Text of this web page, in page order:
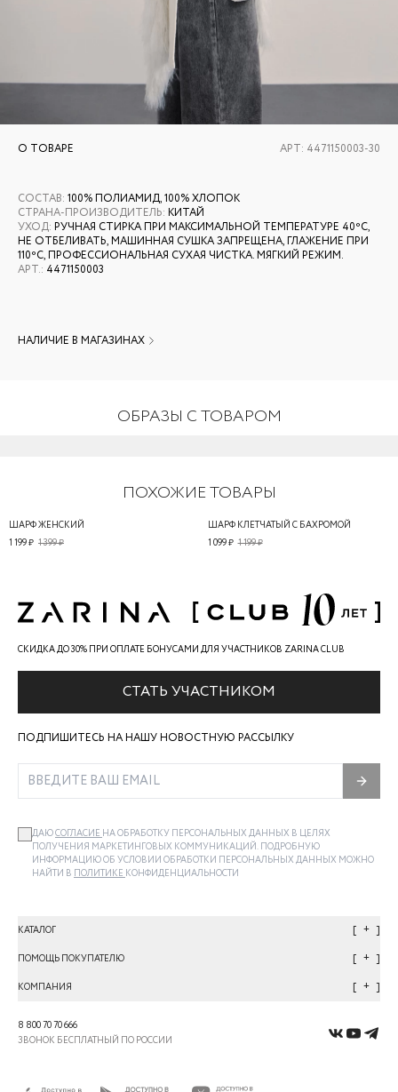
О ТОВАРЕ АРТ: 4471150003-30
СОСТАВ: 100% ПОЛИАМИД, 100% ХЛОПОК
СТРАНА-ПРОИЗВОДИТЕЛЬ: КИТАЙ
УХОД: РУЧНАЯ СТИРКА ПРИ МАКСИМАЛЬНОЙ ТЕМПЕРАТУРЕ 40ºС,
НЕ ОТБЕЛИВАТЬ, МАШИННАЯ СУШКА ЗАПРЕЩЕНА, ГЛАЖЕНИЕ ПРИ
110ºС, ПРОФЕССИОНАЛЬНАЯ СУХАЯ ЧИСТКА. МЯГКИЙ РЕЖИМ.
АРТ.: 4471150003
НАЛИЧИЕ В МАГАЗИНАХ
ОБРАЗЫ С ТОВАРОМ
ПОХОЖИЕ ТОВАРЫ
ШАРФ ЖЕНСКИЙ
1 399 ₽
1 199 ₽
ШАРФ КЛЕТЧАТЫЙ С БАХРОМОЙ
1 199 ₽
1 099 ₽
СКИДКА ДО 30% ПРИ ОПЛАТЕ БОНУСАМИ ДЛЯ УЧАСТНИКОВ ZARINA CLUB
СТАТЬ УЧАСТНИКОМ
ПОДПИШИТЕСЬ НА НАШУ НОВОСТНУЮ РАССЫЛКУ
ДАЮСОГЛАСИЕ НА ОБРАБОТКУ ПЕРСОНАЛЬНЫХ ДАННЫХ В ЦЕЛЯХ
ПОЛУЧЕНИЯ МАРКЕТИНГОВЫХ КОММУНИКАЦИЙ. ПОДРОБНУЮ
ИНФОРМАЦИЮ ОБ УСЛОВИИ ОБРАБОТКИ ПЕРСОНАЛЬНЫХ ДАННЫХ МОЖНО
НАЙТИ В ПОЛИТИКЕ КОНФИДЕНЦИАЛЬНОСТИ
КАТАЛОГ +
ПОМОЩЬ ПОКУПАТЕЛЮ +
КОМПАНИЯ +
8 800 70 70 666
ЗВОНОК БЕСПЛАТНЫЙ ПО РОССИИ